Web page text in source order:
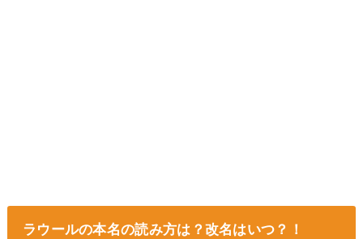
ラウールの本名の読み方は？改名はいつ？！